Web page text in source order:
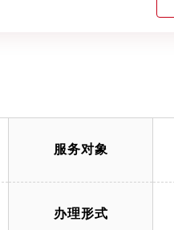
服务对象
办理形式